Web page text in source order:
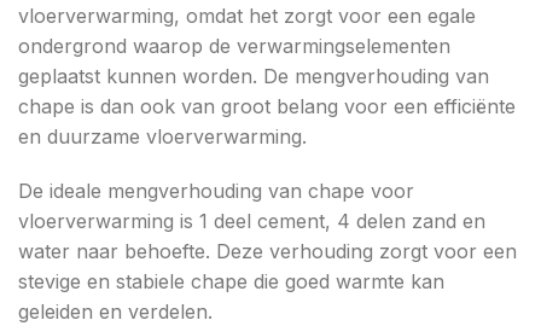
vloerverwarming, omdat het zorgt voor een egale
ondergrond waarop de verwarmingselementen
geplaatst kunnen worden. De mengverhouding van
chape is dan ook van groot belang voor een efficiënte
en duurzame vloerverwarming.
De ideale mengverhouding van chape voor
vloerverwarming is 1 deel cement, 4 delen zand en
water naar behoefte. Deze verhouding zorgt voor een
stevige en stabiele chape die goed warmte kan
geleiden en verdelen.